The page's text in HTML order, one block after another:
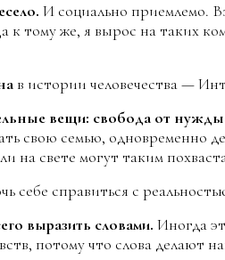
И социально приемлемо.
тому же, я вырос на таких
в истории человечества —
вещи: свобода от
свою семью, одновременно
на свете могут таким
себе справиться с
выразить словами. Иногда
потому что слова делают